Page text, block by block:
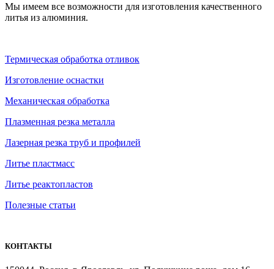
Мы имеем все возможности для изготовления качественного
литья из алюминия.
Термическая обработка отливок
Изготовление оснастки
Механическая обработка
Плазменная резка металла
Лазерная резка труб и профилей
Литье пластмасс
Литье реактопластов
Полезные статьи
КОНТАКТЫ